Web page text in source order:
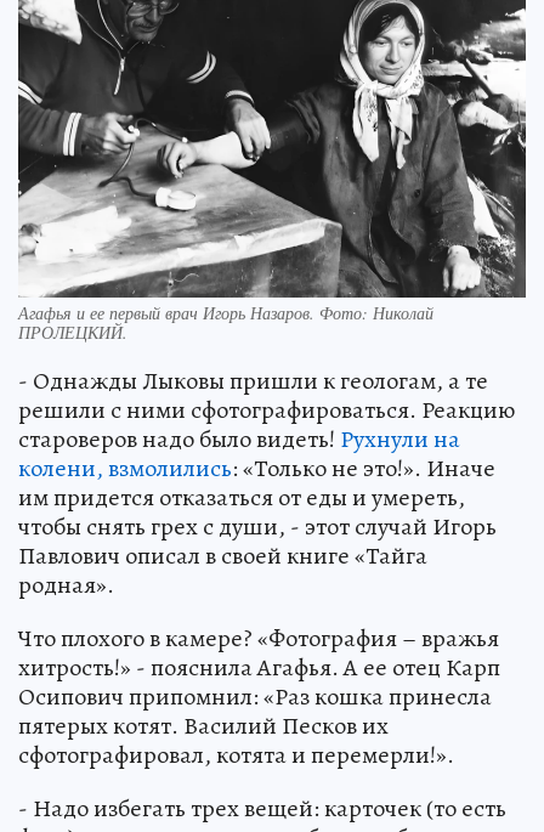
Агафья и ее первый врач Игорь Назаров. Фото: Николай
ПРОЛЕЦКИЙ.
- Однажды Лыковы пришли к геологам, а те
решили с ними сфотографироваться. Реакцию
староверов надо было видеть! Рухнули на
колени, взмолились: «Только не это!». Иначе
им придется отказаться от еды и умереть,
чтобы снять грех с души, - этот случай Игорь
Павлович описал в своей книге «Тайга
родная».
Что плохого в камере? «Фотография – вражья
хитрость!» - пояснила Агафья. А ее отец Карп
Осипович припомнил: «Раз кошка принесла
пятерых котят. Василий Песков их
сфотографировал, котята и перемерли!».
- Надо избегать трех вещей: карточек (то есть